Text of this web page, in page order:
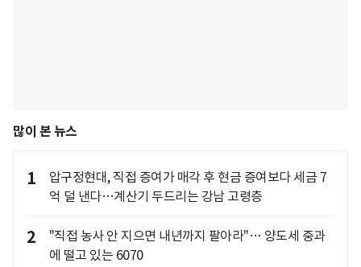
많이 본 뉴스
1
압구정현대, 직접 증여가 매각 후 현금 증여보다 세금 7
억 덜 낸다…계산기 두드리는 강남 고령층
2
"직접 농사 안 지으면 내년까지 팔아라"… 양도세 중과
에 떨고 있는 6070